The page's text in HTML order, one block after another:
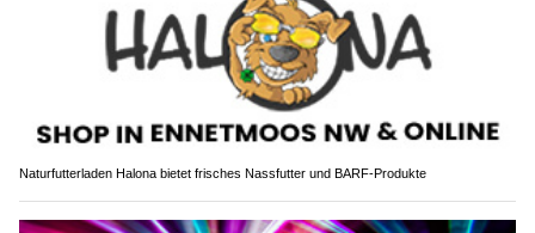
Naturfutterladen Halona bietet frisches Nassfutter und BARF-Produkte